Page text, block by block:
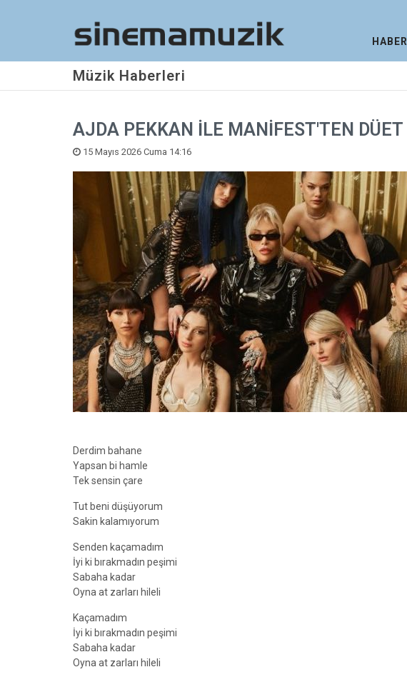
HABER
Müzik Haberleri
AJDA PEKKAN İLE MANİFEST'TEN DÜET
15 Mayıs 2026 Cuma 14:16
Derdim bahane
Yapsan bi hamle
Tek sensin çare
Tut beni düşüyorum
Sakin kalamıyorum
Senden kaçamadım
İyi ki bırakmadın peşimi
Sabaha kadar
Oyna at zarları hileli
Kaçamadım
İyi ki bırakmadın peşimi
Sabaha kadar
Oyna at zarları hileli